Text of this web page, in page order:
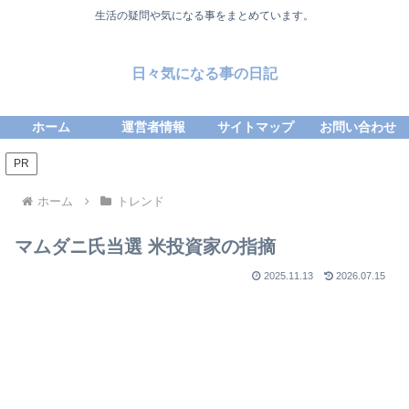
生活の疑問や気になる事をまとめています。
日々気になる事の日記
ホーム 運営者情報 サイトマップ お問い合わせ
PR
ホーム トレンド
マムダニ氏当選 米投資家の指摘
2025.11.13 2026.07.15